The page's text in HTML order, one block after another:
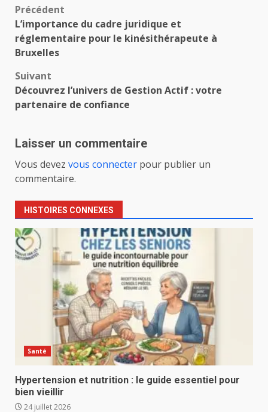
Navigation
d’article
Précédent
L’importance du cadre juridique et
réglementaire pour le kinésithérapeute à
Bruxelles
Suivant
Découvrez l’univers de Gestion Actif : votre
partenaire de confiance
Laisser un commentaire
Vous devez vous connecter pour publier un
commentaire.
HISTOIRES CONNEXES
Santé
Hypertension et nutrition : le guide essentiel pour
bien vieillir
24 juillet 2026